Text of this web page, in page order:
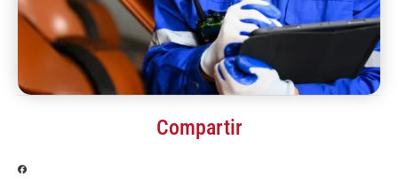
Compartir